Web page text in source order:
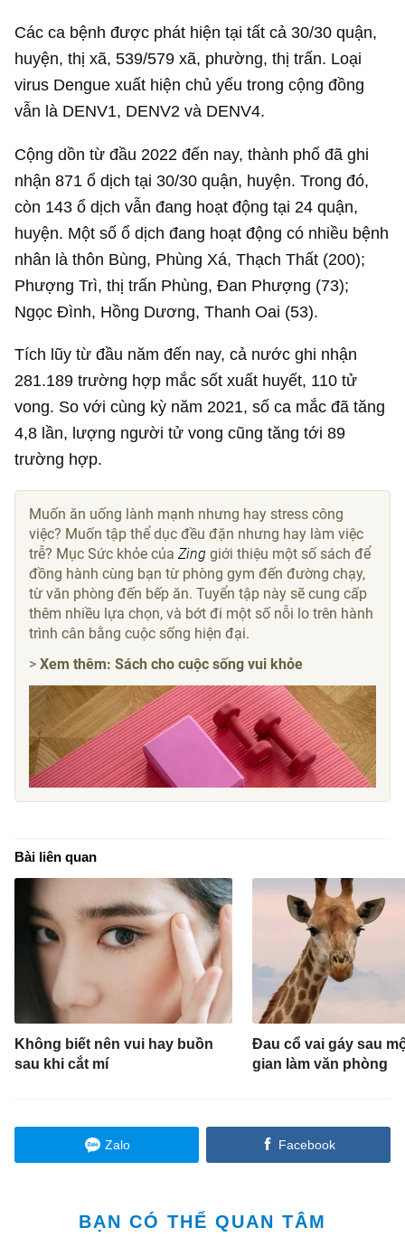
Các ca bệnh được phát hiện tại tất cả 30/30 quận,
huyện, thị xã, 539/579 xã, phường, thị trấn. Loại
virus Dengue xuất hiện chủ yếu trong cộng đồng
vẫn là DENV1, DENV2 và DENV4.
Cộng dồn từ đầu 2022 đến nay, thành phố đã ghi
nhận 871 ổ dịch tại 30/30 quận, huyện. Trong đó,
còn 143 ổ dịch vẫn đang hoạt động tại 24 quận,
huyện. Một số ổ dịch đang hoạt động có nhiều bệnh
nhân là thôn Bùng, Phùng Xá, Thạch Thất (200);
Phượng Trì, thị trấn Phùng, Đan Phượng (73);
Ngọc Đình, Hồng Dương, Thanh Oai (53).
Tích lũy từ đầu năm đến nay, cả nước ghi nhận
281.189 trường hợp mắc sốt xuất huyết, 110 tử
vong. So với cùng kỳ năm 2021, số ca mắc đã tăng
4,8 lần, lượng người tử vong cũng tăng tới 89
trường hợp.
Muốn ăn uống lành mạnh nhưng hay stress công
việc? Muốn tập thể dục đều đặn nhưng hay làm việc
trễ? Mục Sức khỏe củaZing giới thiệu một số sách để
đồng hành cùng bạn từ phòng gym đến đường chạy,
từ văn phòng đến bếp ăn. Tuyển tập này sẽ cung cấp
thêm nhiều lựa chọn, và bớt đi một số nỗi lo trên hành
trình cân bằng cuộc sống hiện đại.
>Xem thêm: Sách cho cuộc sống vui khỏe
Bài liên quan
Không biết nên vui hay buồn
sau khi cắt mí
Đau cổ vai gáy sau
gian làm văn phòng
Zalo Facebook
BẠN CÓ THỂ QUAN TÂM